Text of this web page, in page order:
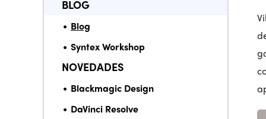
BLOG
Blog
Syntex Workshop
NOVEDADES
Blackmagic Design
DaVinci Resolve